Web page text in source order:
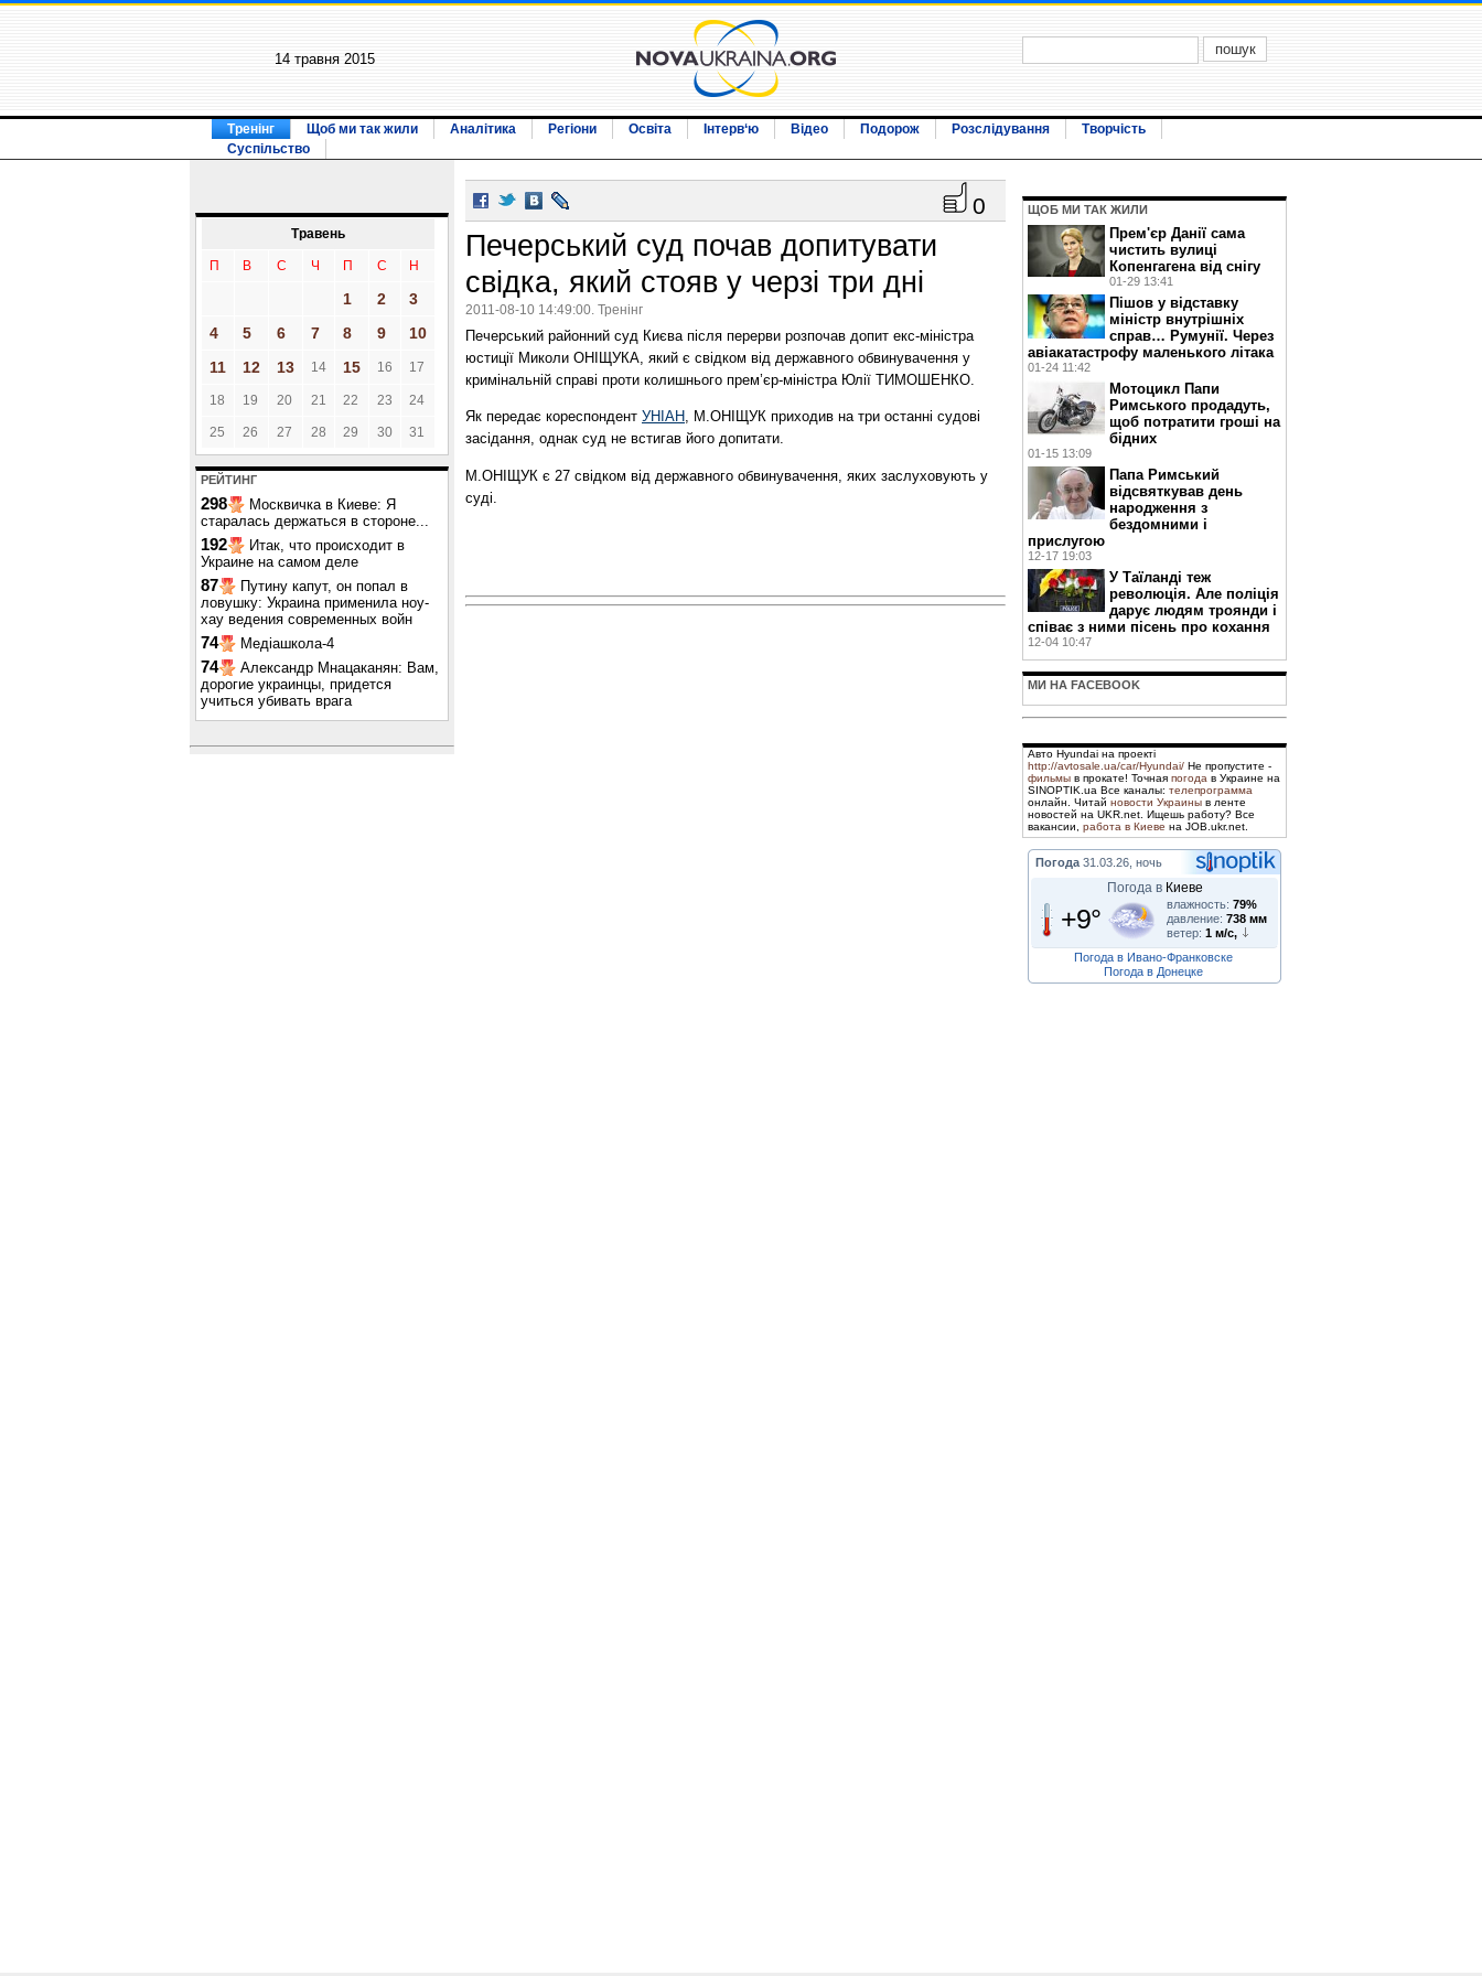
14 травня 2015
Тренінг Щоб ми так жили Аналітика Регіони Освіта Інтерв‘ю Відео Подорож Розслідування
Творчість
Суспільство
Травень
П В С Ч П С Н
1 2
3
4
5 6 7 8 9
10
11
12 13 14 15 16 17
18 19 20 21 22 23 24
25 26 27 28 29 30 31
РЕЙТИНГ
298
Москвичка в Киеве: Я
старалась держаться в стороне...
192
Итак, что происходит в
Украине на самом деле
87
Путину капут, он попал в
ловушку: Украина применила ноу-
хау ведения современных войн
74 Медіашкола-4
74
Александр Мнацаканян: Вам,
дорогие украинцы, придется
учиться убивать врага
0
Печерський суд почав допитувати
свідка, який стояв у черзі три дні
2011-08-10 14:49:00. Тренінг
Печерський районний суд Києва після перерви розпочав допит екс-міністра
юстиції Миколи ОНІЩУКА, який є свідком від державного обвинувачення у
кримінальній справі проти колишнього прем’єр-міністра Юлії ТИМОШЕНКО.
Як передає кореспондент УНІАН, М.ОНІЩУК приходив на три останні судові
засідання, однак суд не встигав його допитати.
М.ОНІЩУК є 27 свідком від державного обвинувачення, яких заслуховують у
суді.
ЩОБ МИ ТАК ЖИЛИ
Прем'єр Данії сама
чистить вулиці
Копенгагена від снігу
01-29 13:41
Пішов у відставку
міністр внутрішніх
справ… Румунії. Через
авіакатастрофу маленького літака
01-24 11:42
Мотоцикл Папи
Римського продадуть,
щоб потратити гроші на
бідних
01-15 13:09
Папа Римський
відсвяткував день
народження з
бездомними і
прислугою
12-17 19:03
У Таїланді теж
революція. Але поліція
дарує людям троянди і
співає з ними пісень про кохання
12-04 10:47
МИ НА FACEBOOK
Авто Hyundai на проекті
http://avtosale.ua/car/Hyundai/ Не пропустите -
фильмы в прокате! Точная погода в Украине на
SINOPTIK.ua Все каналы: телепрограмма
онлайн. Читай новости Украины в ленте
новостей на UKR.net. Ищешь работу? Все
вакансии, работа в Киеве на JOB.ukr.net.
Погода 31.03.26, ночь
Погода в Киеве
+9° влажность: 79%
давление: 738 мм
ветер: 1 м/с,
Погода в Ивано-Франковске
Погода в Донецке